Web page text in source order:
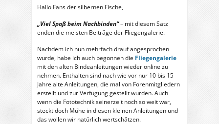
Hallo Fans der silbernen Fische,
„Viel Spaß beim Nachbinden“– mit diesem Satz
enden die meisten Beiträge der Fliegengalerie.
Nachdem ich nun mehrfach drauf angesprochen
wurde, habe ich auch begonnen die Fliegengalerie
mit den alten Bindeanleitungen wieder online zu
nehmen. Enthalten sind nach wie vor nur 10 bis 15
Jahre alte Anleitungen, die mal von Forenmitgliedern
erstellt und zur Verfügung gestellt wurden. Auch
wenn die Fototechnik seinerzeit noch so weit war,
steckt doch Mühe in diesen kleinen Anleitungen und
das wollen wir natürlich wertschätzen.